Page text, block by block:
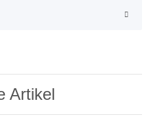
Artikel